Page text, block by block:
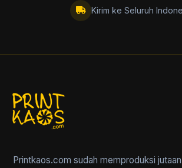
Kirim ke Seluruh
Printkaos.com sudah memproduksi